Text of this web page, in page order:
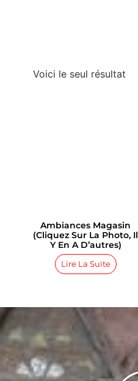
Voici le seul résultat
Ambiances Magasin
(cliquez Sur La Photo, Il
Y En A D’autres)
Lire La Suite